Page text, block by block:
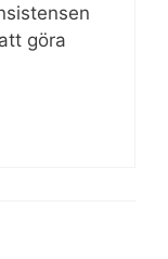
göra